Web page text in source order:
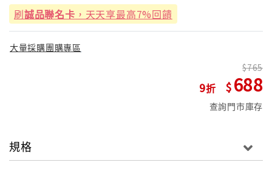
刷誠品聯名卡 ，天天享最高7%回饋
大量採購團購專區
9
765
688
查詢門市庫存
規格